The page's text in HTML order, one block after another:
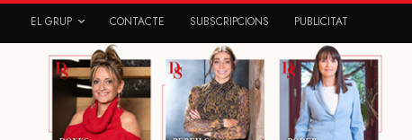
EL GRUP CONTACTE SUBSCRIPCIONS PUBLICITAT